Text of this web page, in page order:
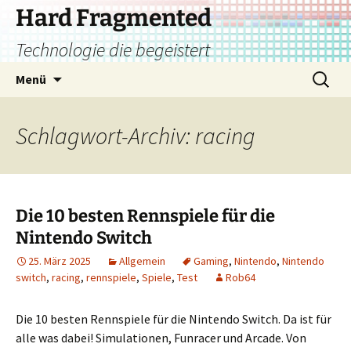
Zum
Inhalt
springen
Hard Fragmented
Technologie die begeistert
Menü
Suchen
nach:
Schlagwort-Archiv: racing
Die 10 besten Rennspiele für die
Nintendo Switch
25. März 2025 Allgemein Gaming, Nintendo, Nintendo
switch, racing, rennspiele, Spiele, Test Rob64
Die 10 besten Rennspiele für die Nintendo Switch. Da ist für
alle was dabei! Simulationen, Funracer und Arcade. Von